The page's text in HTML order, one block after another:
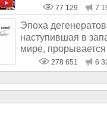
10-15%»77 129 7
Эпоха
наступившая в
мире,
278 651 6